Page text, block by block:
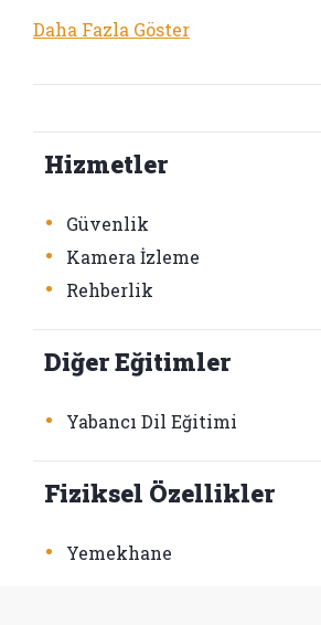
Daha Fazla Göster
Hizmetler
• Güvenlik
• Kamera İzleme
• Rehberlik
Diğer Eğitimler
• Yabancı Dil Eğitimi
Fiziksel Özellikler
• Yemekhane